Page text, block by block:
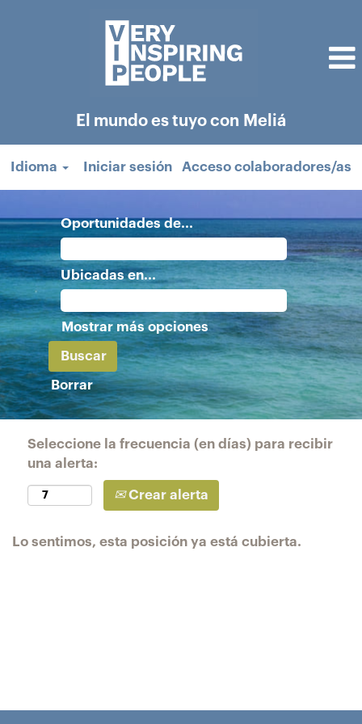
El mundo es tuyo con Meliá
Idioma Iniciar sesión Acceso colaboradores/as
Oportunidades de...
Ubicadas en...
Mostrar más opciones
Borrar
Seleccione la frecuencia (en días) para recibir
una alerta:
Crear alerta
Lo sentimos, esta posición ya está cubierta.